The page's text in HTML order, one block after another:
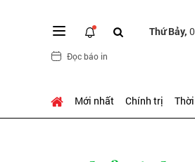
Thứ Bảy,
Đọc báo in
Mới nhất Chính trị